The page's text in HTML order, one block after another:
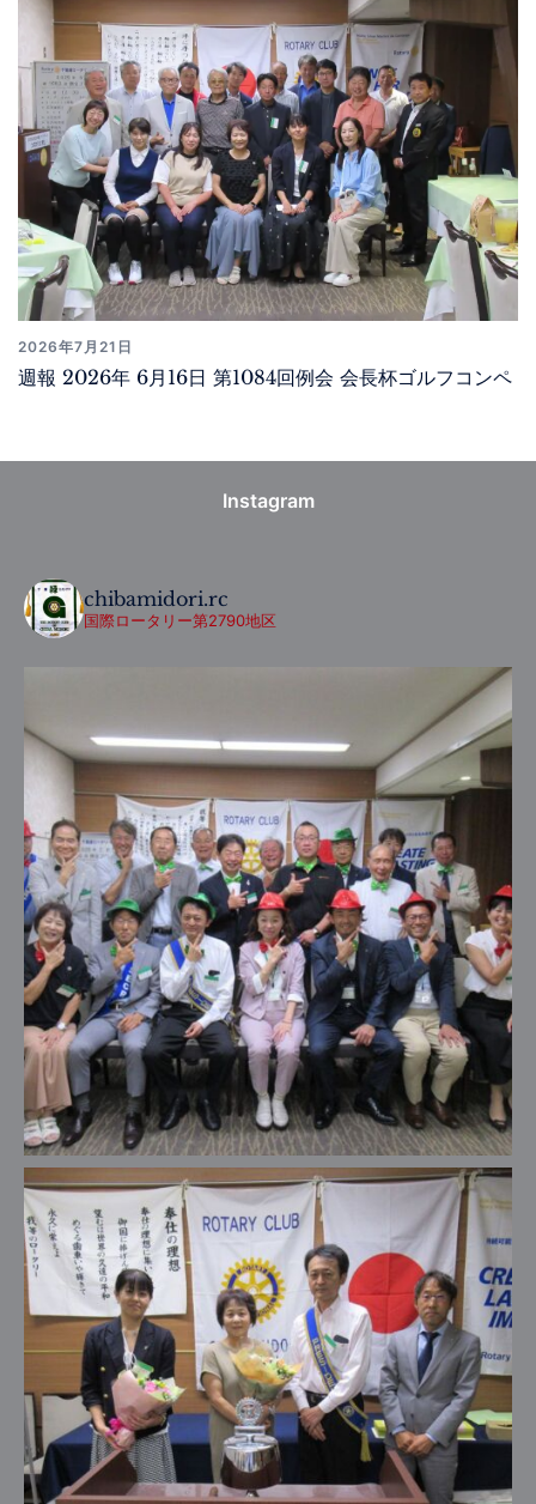
2026年7月21日
週報 2026年 6月16日 第1084回例会 会長杯ゴルフコンペ
Instagram
chibamidori.rc
国際ロータリー第2790地区